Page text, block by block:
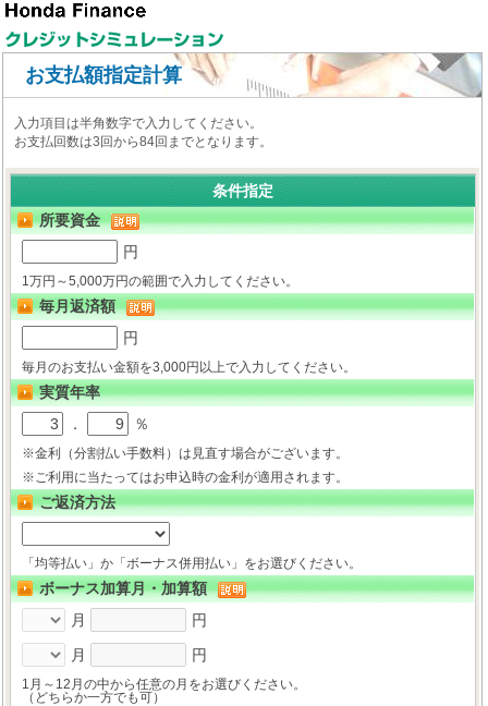
お支払額指定計算
入力項目は半角数字で入力してください。
お支払回数は3回から84回までとなります。
条件指定
所要資金
円
1万円～5,000万円の範囲で入力してください。
毎月返済額
円
毎月のお支払い金額を3,000円以上で入力してください。
実質年率
．
％
※金利（分割払い手数料）は見直す場合がございます。
※ご利用に当たってはお申込時の金利が適用されます。
ご返済方法
「均等払い」か「ボーナス併用払い」をお選びください。
ボーナス加算月・加算額
月
円
月
円
1月～12月の中から任意の月をお選びください。
（どちらか一方でも可）